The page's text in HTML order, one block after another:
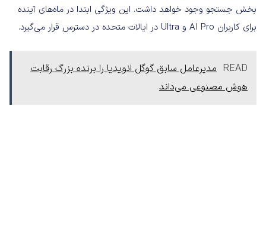
بخش جستجو وجود خواهد داشت. این ویژگی ابتدا در ماه‌های آینده
برای کاربران AI Pro و Ultra در ایالات متحده در دسترس قرار می‌گیرد.
READ مدیرعامل سابق گوگل انویدیا را برنده بزرگ رقابت
هوش مصنوعی می‌داند